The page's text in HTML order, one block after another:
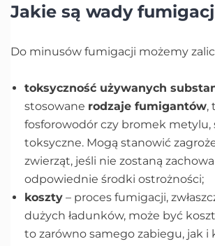
Jakie są wady
Do minusów fumigacji możemy
toksyczność używanych
stosowane rodzaje fumigantów,
fosforowodór czy bromek metylu,
toksyczne. Mogą stanowić
zwierząt, jeśli nie zostaną
odpowiednie środki ostrożności;
koszty – proces fumigacji,
dużych ładunków, może być
to zarówno samego zabiegu, jak i